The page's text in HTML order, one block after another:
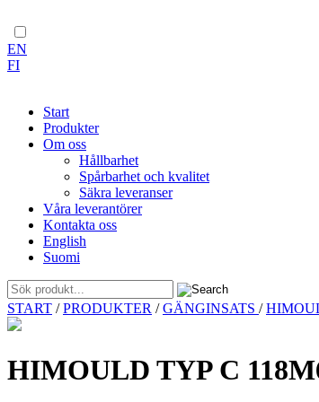
EN
FI
Start
Produkter
Om oss
Hållbarhet
Spårbarhet och kvalitet
Säkra leveranser
Våra leverantörer
Kontakta oss
English
Suomi
Skip
to
START /PRODUKTER /GÄNGINSATS /
HIMOULD TYP C